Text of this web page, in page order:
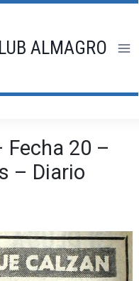
ALMAGRO
Fecha 20 –
– Diario